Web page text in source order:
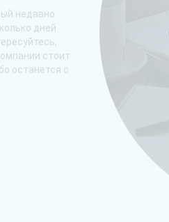
недавно
дней
стоит
останется с